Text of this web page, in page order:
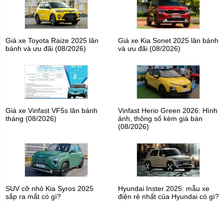
Giá xe Toyota Raize 2025 lăn
bánh và ưu đãi (08/2026)
Giá xe Kia Sonet 2025 lăn bánh
và ưu đãi (08/2026)
Giá xe Vinfast VF5s lăn bánh
tháng (08/2026)
Vinfast Herio Green 2026: Hình
ảnh, thông số kèm giá bán
(08/2026)
SUV cỡ nhỏ Kia Syros 2025
sắp ra mắt có gì?
Hyundai Inster 2025: mẫu xe
điện rẻ nhất của Hyundai có gì?